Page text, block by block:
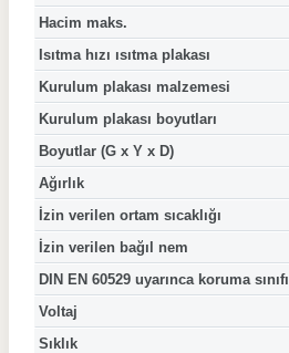
Hacim maks.
Isıtma hızı ısıtma plakası
Kurulum plakası malzemesi
Kurulum plakası boyutları
Boyutlar (G x Y x D)
Ağırlık
İzin verilen ortam sıcaklığı
İzin verilen bağıl nem
DIN EN 60529 uyarınca koruma sınıfı
Voltaj
Sıklık